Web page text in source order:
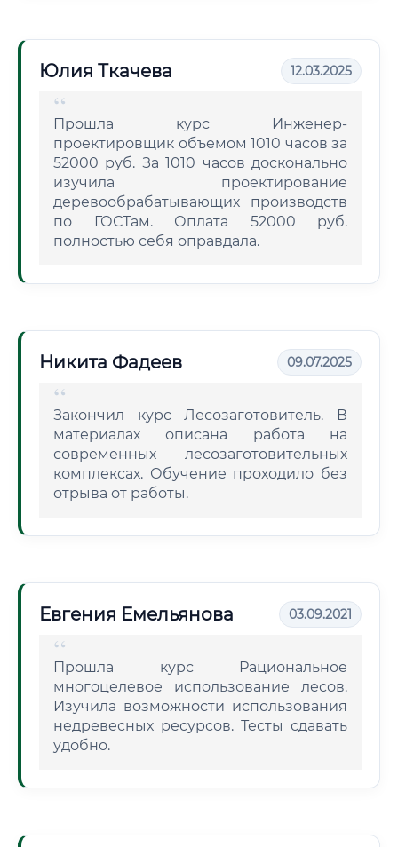
Юлия Ткачева 12.03.2025
Прошла курс Инженер-
проектировщик объемом 1010 часов за
52000 руб. За 1010 часов досконально
изучила проектирование
деревообрабатывающих производств
по ГОСТам. Оплата 52000 руб.
полностью себя оправдала.
Никита Фадеев 09.07.2025
Закончил курс Лесозаготовитель. В
материалах описана работа на
современных лесозаготовительных
комплексах. Обучение проходило без
отрыва от работы.
Евгения Емельянова 03.09.2021
Прошла курс Рациональное
многоцелевое использование лесов.
Изучила возможности использования
недревесных ресурсов. Тесты сдавать
удобно.